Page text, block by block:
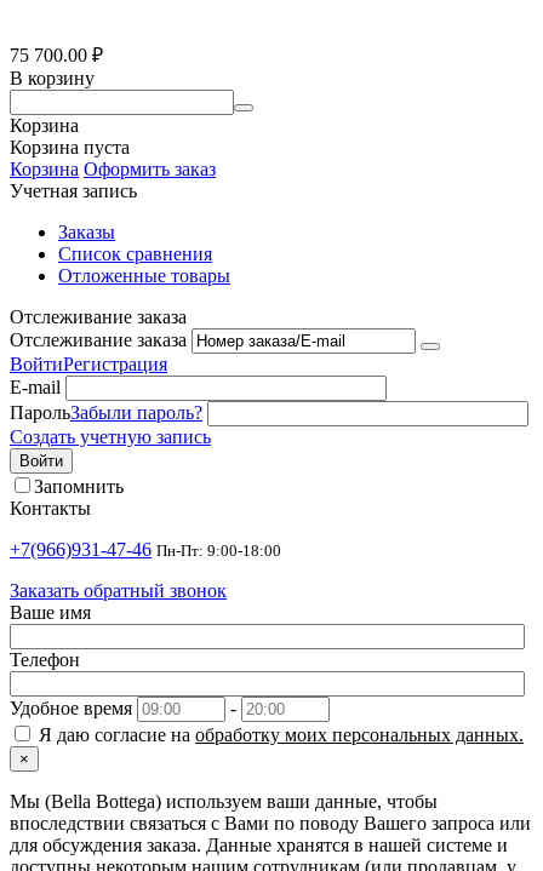
75 700.00 ₽
В корзину
Корзина
Корзина пуста
Корзина Оформить заказ
Учетная запись
Заказы
Список сравнения
Отложенные товары
Отслеживание заказа
Отслеживание заказа
ВойтиРегистрация
E-mail
ПарольЗабыли пароль?
Создать учетную запись
Войти
Запомнить
Контакты
+7(966)931-47-46 Пн-Пт: 9:00-18:00
Заказать обратный звонок
Ваше имя
Телефон
Удобное время
-
Я даю согласие на обработку моих персональных данных.
×
Мы (Bella Bottega) используем ваши данные, чтобы
впоследствии связаться с Вами по поводу Вашего запроса или
для обсуждения заказа. Данные хранятся в нашей системе и
доступны некоторым нашим сотрудникам (или продавцам, у